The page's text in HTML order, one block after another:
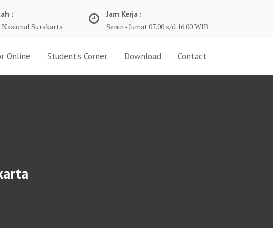
:
Nasional Surakarta
Jam Kerja :
Senin - Jumat 07.00 s/d 16.00 WIB
Online Student’s Corner Download Contact